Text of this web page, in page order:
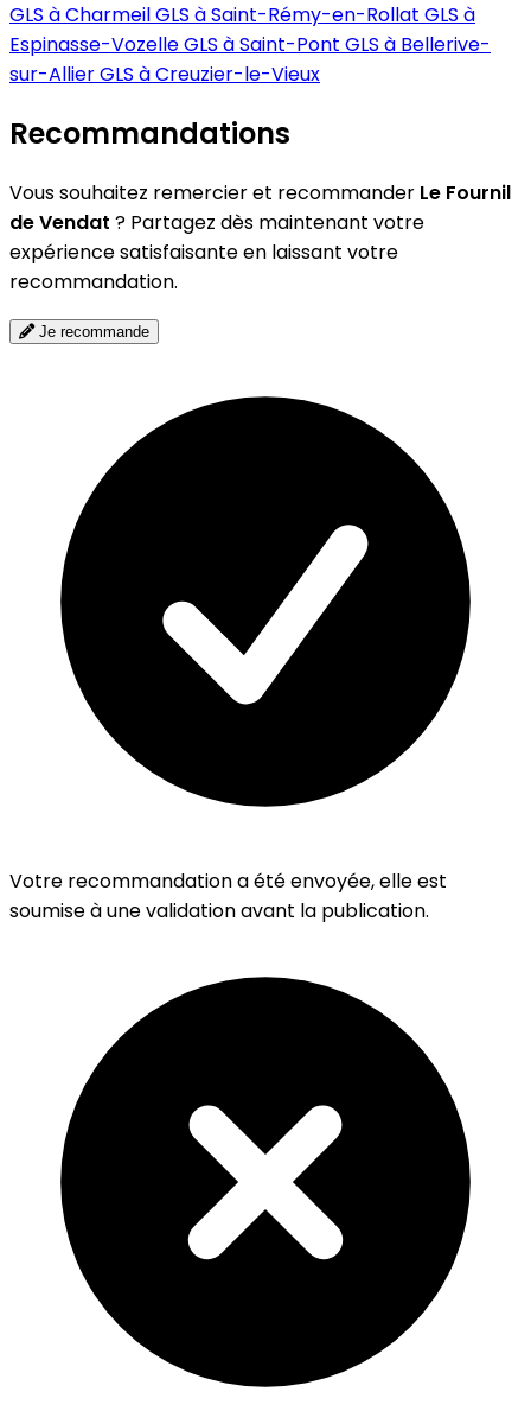
GLS à CharmeilGLS à Saint-Rémy-en-Rollat GLS à
Espinasse-VozelleGLS à Saint-Pont GLS à Bellerive-
sur-AllierGLS à Creuzier-le-Vieux
Recommandations
Vous souhaitez remercier et recommander Le Fournil
de Vendat ? Partagez dès maintenant votre
expérience satisfaisante en laissant votre
recommandation.
Je recommande
Votre recommandation a été envoyée, elle est
soumise à une validation avant la publication.